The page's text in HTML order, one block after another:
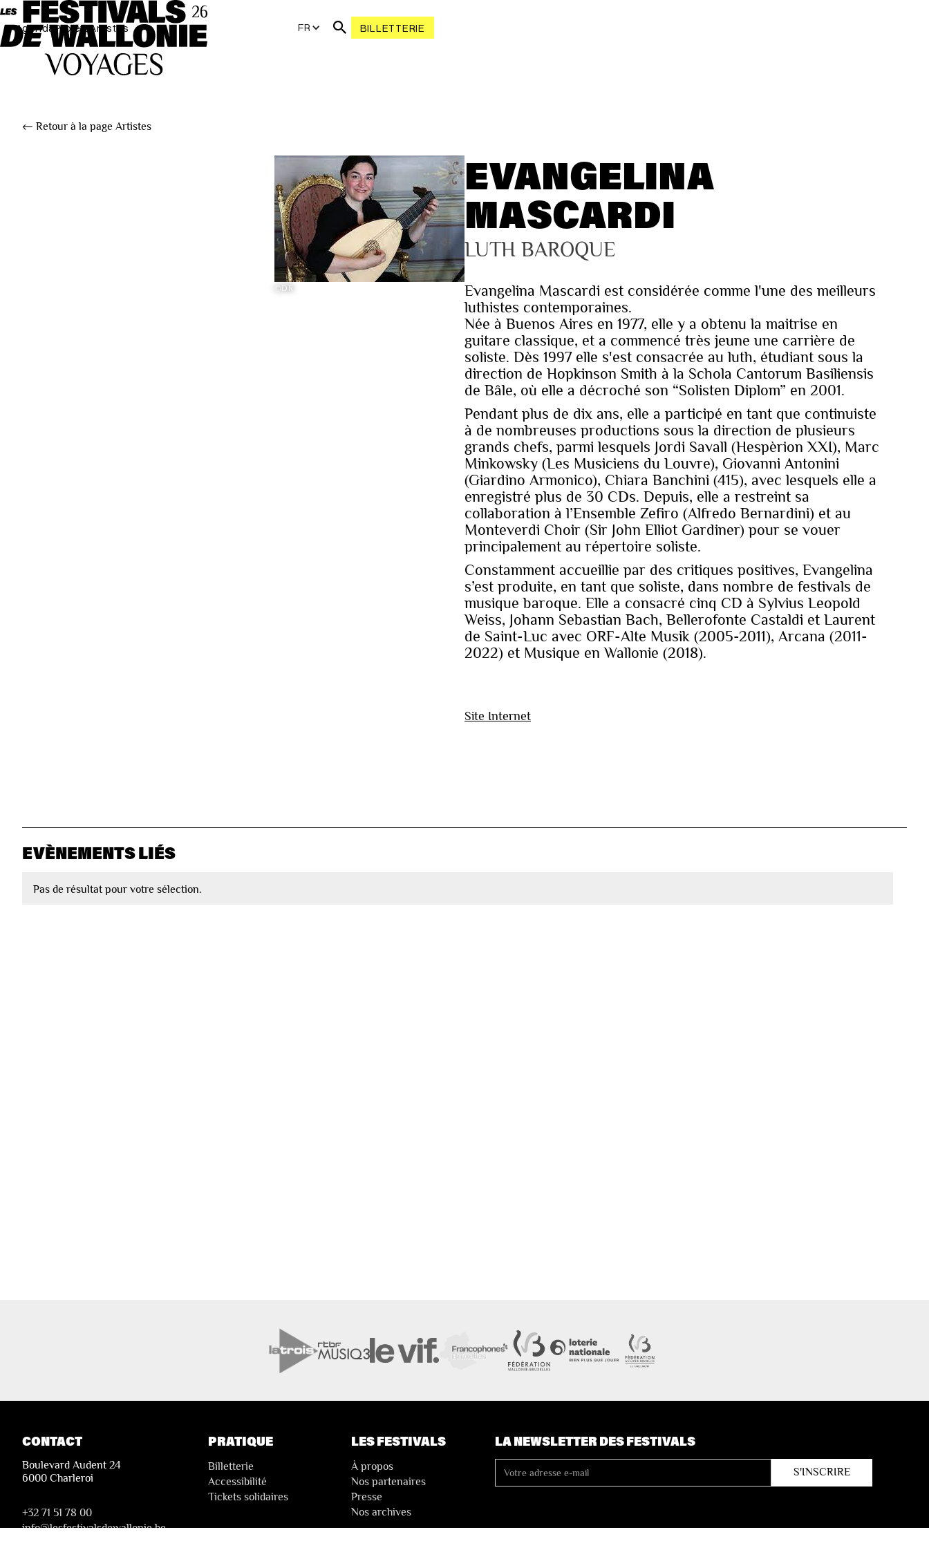
AgendaProjetsArtistes FR BILLETTERIE
← Retour à la page Artistes
©DR
EVANGELINA
MASCARDI
LUTH BAROQUE
Evangelina Mascardi est considérée comme l'une des meilleurs
luthistes contemporaines.
Née à Buenos Aires en 1977, elle y a obtenu la maitrise en
guitare classique, et a commencé très jeune une carrière de
soliste. Dès 1997 elle s'est consacrée au luth, étudiant sous la
direction de Hopkinson Smith à la Schola Cantorum Basiliensis
de Bâle, où elle a décroché son “Solisten Diplom” en 2001.
Pendant plus de dix ans, elle a participé en tant que continuiste
à de nombreuses productions sous la direction de plusieurs
grands chefs, parmi lesquels Jordi Savall (Hespèrion XXI), Marc
Minkowsky (Les Musiciens du Louvre), Giovanni Antonini
(Giardino Armonico), Chiara Banchini (415), avec lesquels elle a
enregistré plus de 30 CDs. Depuis, elle a restreint sa
collaboration à l’Ensemble Zefiro (Alfredo Bernardini) et au
Monteverdi Choir (Sir John Elliot Gardiner) pour se vouer
principalement au répertoire soliste.
Constamment accueillie par des critiques positives, Evangelina
s’est produite, en tant que soliste, dans nombre de festivals de
musique baroque. Elle a consacré cinq CD à Sylvius Leopold
Weiss, Johann Sebastian Bach, Bellerofonte Castaldi et Laurent
de Saint-Luc avec ORF-Alte Musik (2005-2011), Arcana (2011-
2022) et Musique en Wallonie (2018).
Site Internet
EVÈNEMENTS LIÉS
Pas de résultat pour votre sélection.
CONTACT
Boulevard Audent 24
6000 Charleroi
+32 71 51 78 00
info@lesfestivalsdewallonie.be
PRATIQUE
Billetterie
Accessibilité
Tickets solidaires
LES FESTIVALS
À propos
Nos partenaires
Presse
Nos archives
LA NEWSLETTER DES FESTIVALS